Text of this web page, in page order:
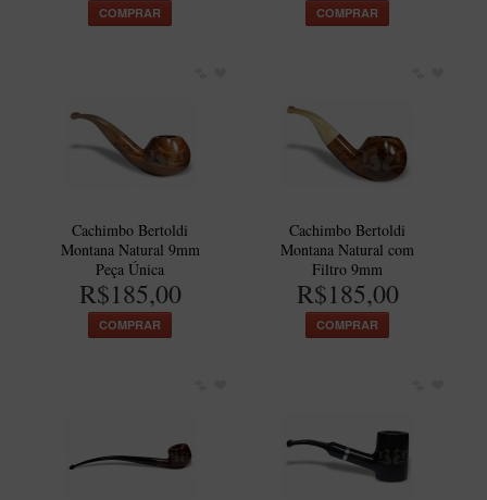
COMPRAR COMPRAR
Cachimbo Bertoldi
Montana Natural 9mm
Peça Única
R$185,00
COMPRAR
Cachimbo Bertoldi
Montana Natural com
Filtro 9mm
R$185,00
COMPRAR